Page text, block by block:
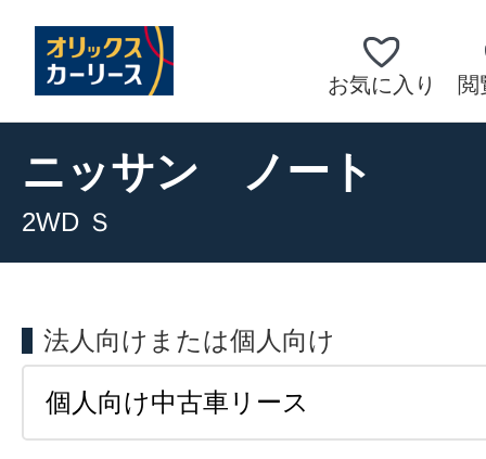
お気に入り 閲
ニッサン ノート
2WD Ｓ
法人向けまたは個人向け